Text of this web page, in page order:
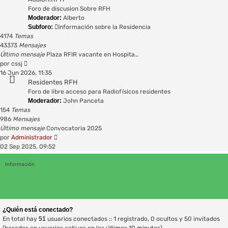
Foro de discusion Sobre RFH
Moderador: Alberto
Subforo:
Información sobre la Residencia
4174 Temas
43373 Mensajes
Último mensaje Plaza RFIR vacante en Hospita…
por cssj
último
mensaje
16 Jun 2026, 11:35
Residentes RFH
Foro de libre acceso para Radiofísicos residentes
Moderador: John Panceta
154 Temas
986 Mensajes
Último mensaje Convocatoria 2025
por Administrador
mensaje
02 Sep 2025, 09:52
Información
¿Quién está conectado?
En total hay 51 usuarios conectados :: 1 registrado, 0 ocultos y 50 invitados